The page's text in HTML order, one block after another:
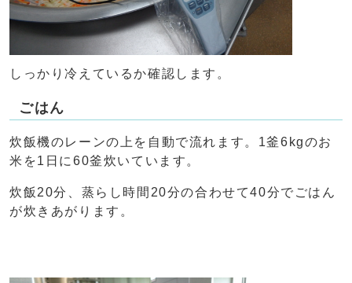
しっかり冷えているか確認します。
ごはん
炊飯機のレーンの上を自動で流れます。1釜6kgのお
米を1日に60釜炊いています。
炊飯20分、蒸らし時間20分の合わせて40分でごはん
が炊きあがります。